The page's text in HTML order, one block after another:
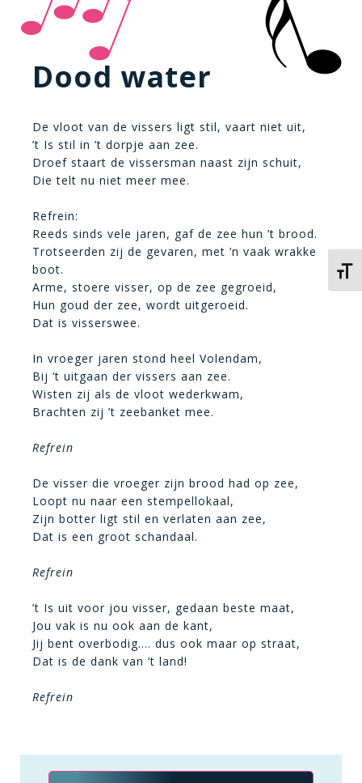
Dood water
De vloot van de vissers ligt stil, vaart niet uit,
’t Is stil in ’t dorpje aan zee.
Droef staart de vissersman naast zijn schuit,
Die telt nu niet meer mee.
Refrein:
Reeds sinds vele jaren, gaf de zee hun ’t brood.
Trotseerden zij de gevaren, met ’n vaak wrakke
boot.
Arme, stoere visser, op de zee gegroeid,
Hun goud der zee, wordt uitgeroeid.
Dat is visserswee.
In vroeger jaren stond heel Volendam,
Bij ’t uitgaan der vissers aan zee.
Wisten zij als de vloot wederkwam,
Brachten zij ’t zeebanket mee.
Refrein
De visser die vroeger zijn brood had op zee,
Loopt nu naar een stempellokaal,
Zijn botter ligt stil en verlaten aan zee,
Dat is een groot schandaal.
Refrein
’t Is uit voor jou visser, gedaan beste maat,
Jou vak is nu ook aan de kant,
Jij bent overbodig…. dus ook maar op straat,
Dat is de dank van ’t land!
Refrein